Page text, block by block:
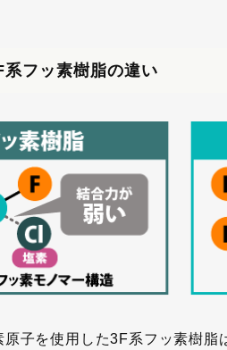
フッ素樹脂の違い
子を使用した3F系フッ素樹